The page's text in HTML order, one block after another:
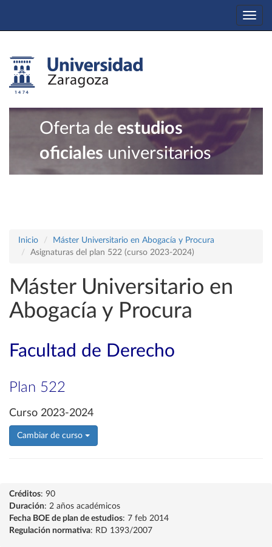
Oferta de estudios
oficiales universitarios
Inicio
Máster Universitario en Abogacía y Procura
Asignaturas del plan 522 (curso 2023-2024)
Máster Universitario en
Abogacía y Procura
Facultad de Derecho
Plan 522
Curso 2023-2024
Cambiar de curso
Créditos: 90
Duración: 2 años académicos
Fecha BOE de plan de estudios: 7 feb 2014
Regulación normativa: RD 1393/2007